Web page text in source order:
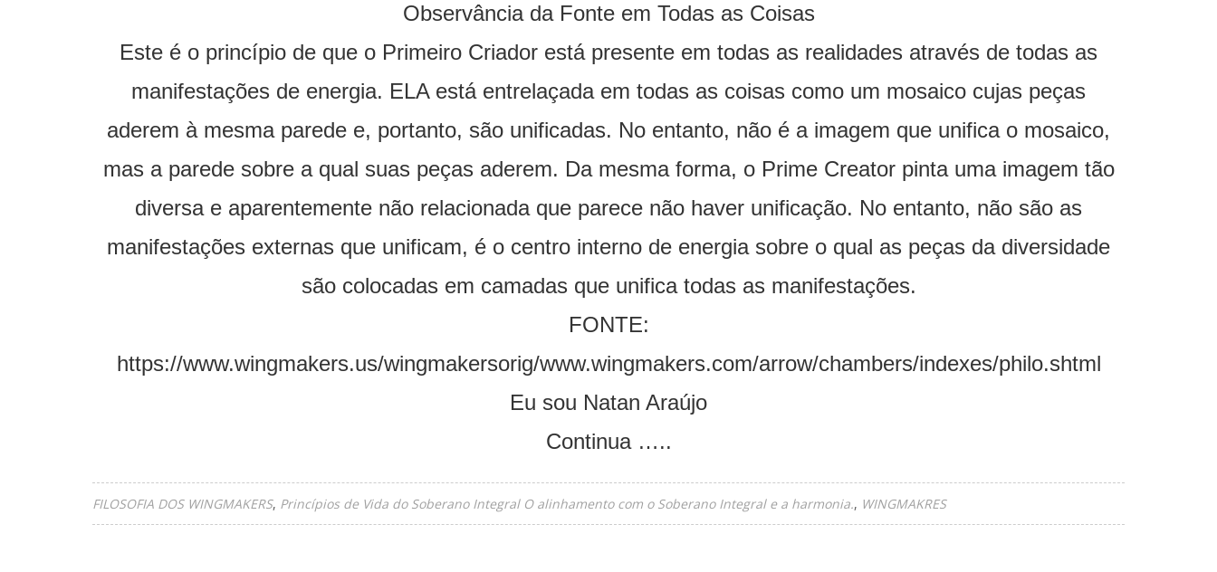
Observância da Fonte em Todas as Coisas
Este é o princípio de que o Primeiro Criador está presente em todas as realidades através de todas as
manifestações de energia. ELA está entrelaçada em todas as coisas como um mosaico cujas peças
aderem à mesma parede e, portanto, são unificadas. No entanto, não é a imagem que unifica o mosaico,
mas a parede sobre a qual suas peças aderem. Da mesma forma, o Prime Creator pinta uma imagem tão
diversa e aparentemente não relacionada que parece não haver unificação. No entanto, não são as
manifestações externas que unificam, é o centro interno de energia sobre o qual as peças da diversidade
são colocadas em camadas que unifica todas as manifestações.
FONTE:
https://www.wingmakers.us/wingmakersorig/www.wingmakers.com/arrow/chambers/indexes/philo.shtml
Eu sou Natan Araújo
Continua …..
FILOSOFIA DOS WINGMAKERS Princípios de Vida do Soberano Integral O alinhamento com o Soberano Integral e a harmonia. WINGMAKRES